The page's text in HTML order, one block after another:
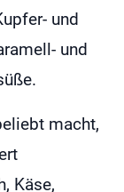
und
und
macht,
Käse,